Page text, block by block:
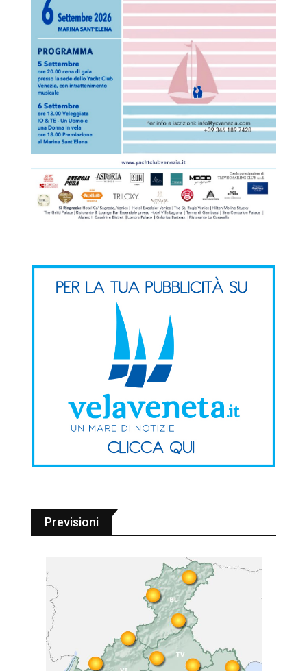
Previsioni